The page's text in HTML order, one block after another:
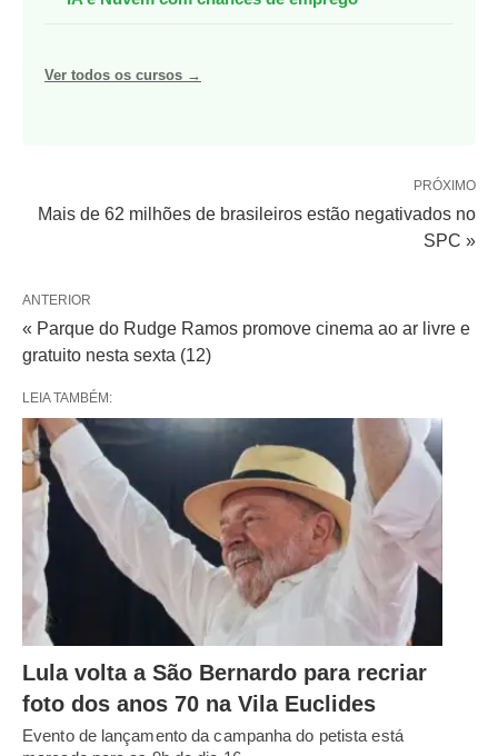
Ver todos os cursos →
PRÓXIMO
Mais de 62 milhões de brasileiros estão negativados no
SPC »
ANTERIOR
« Parque do Rudge Ramos promove cinema ao ar livre e
gratuito nesta sexta (12)
LEIA TAMBÉM:
Lula volta a São Bernardo para recriar
foto dos anos 70 na Vila Euclides
Evento de lançamento da campanha do petista está